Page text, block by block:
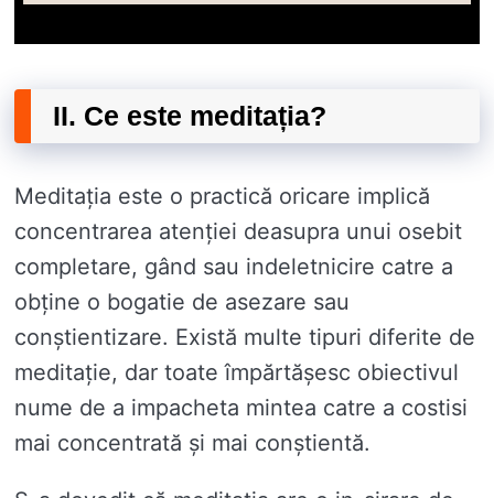
II. Ce este meditația?
Meditația este o practică oricare implică
concentrarea atenției deasupra unui osebit
completare, gând sau indeletnicire catre a
obține o bogatie de asezare sau
conștientizare. Există multe tipuri diferite de
meditație, dar toate împărtășesc obiectivul
nume de a impacheta mintea catre a costisi
mai concentrată și mai conștientă.